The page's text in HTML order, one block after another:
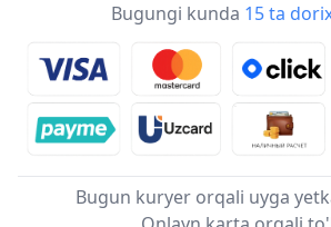
Bugungi kunda 15 ta
Bugun kuryer orqali uyga